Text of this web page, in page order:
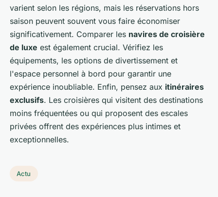
varient selon les régions, mais les réservations hors
saison peuvent souvent vous faire économiser
significativement. Comparer les navires de croisière
de luxe est également crucial. Vérifiez les
équipements, les options de divertissement et
l'espace personnel à bord pour garantir une
expérience inoubliable. Enfin, pensez aux itinéraires
exclusifs. Les croisières qui visitent des destinations
moins fréquentées ou qui proposent des escales
privées offrent des expériences plus intimes et
exceptionnelles.
Actu